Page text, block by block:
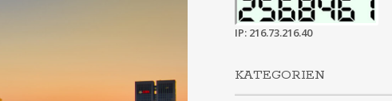
IP: 216.73.216.40
KATEGORIEN